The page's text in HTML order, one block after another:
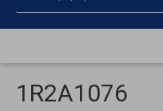
1R2A1076